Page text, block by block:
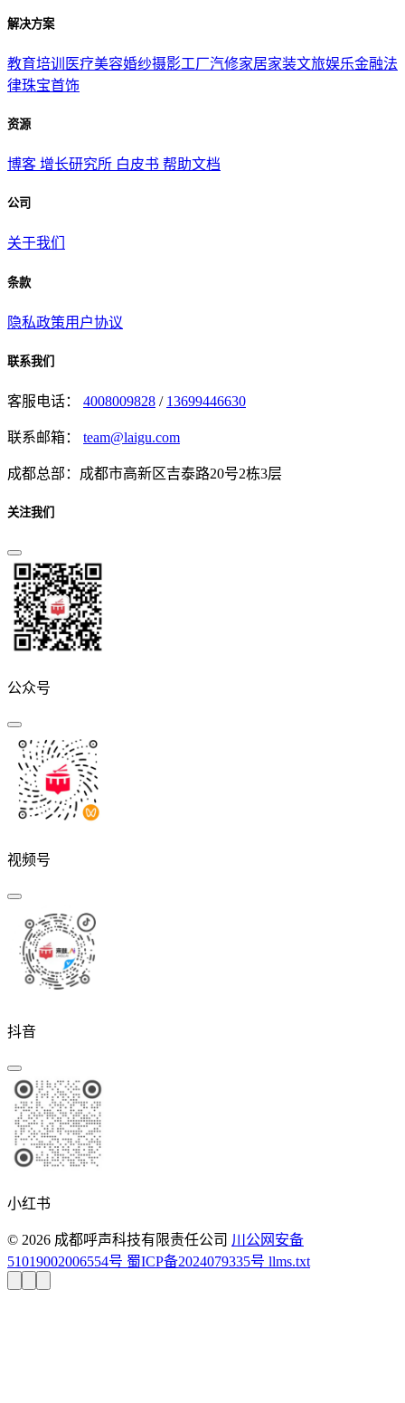
解决方案
教育培训 医疗美容婚纱摄影工厂汽修家居家装文旅娱乐金融法
律珠宝首饰
资源
博客 增长研究所 白皮书 帮助文档
公司
关于我们
条款
隐私政策用户协议
联系我们
客服电话： 4008009828 / 13699446630
联系邮箱： team@laigu.com
成都总部：成都市高新区吉泰路20号2栋3层
关注我们
公众号
视频号
抖音
小红书
© 2026 成都呼声科技有限责任公司 川公网安备
51019002006554号 蜀ICP备2024079335号 llms.txt